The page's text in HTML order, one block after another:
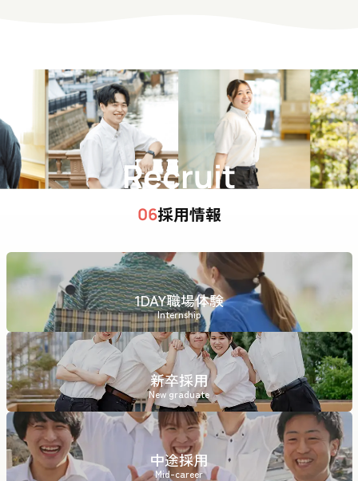
Recruit
06採用情報
1DAY職場体験
Internship
新卒採用
New graduate
中途採用
Mid-career